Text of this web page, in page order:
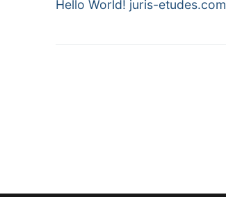
de
Hello World! juris-etudes.com